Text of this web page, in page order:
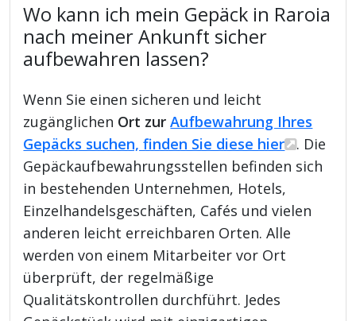
Wo kann ich mein Gepäck in Raroia
nach meiner Ankunft sicher
aufbewahren lassen?
Wenn Sie einen sicheren und leicht
zugänglichen Ort zurAufbewahrung Ihres
Gepäcks suchen, finden Sie diese hier
. Die
Gepäckaufbewahrungsstellen befinden sich
in bestehenden Unternehmen, Hotels,
Einzelhandelsgeschäften, Cafés und vielen
anderen leicht erreichbaren Orten. Alle
werden von einem Mitarbeiter vor Ort
überprüft, der regelmäßige
Qualitätskontrollen durchführt. Jedes